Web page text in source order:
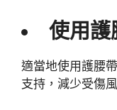
使用護
適當地使用護腰
支持，減少受傷